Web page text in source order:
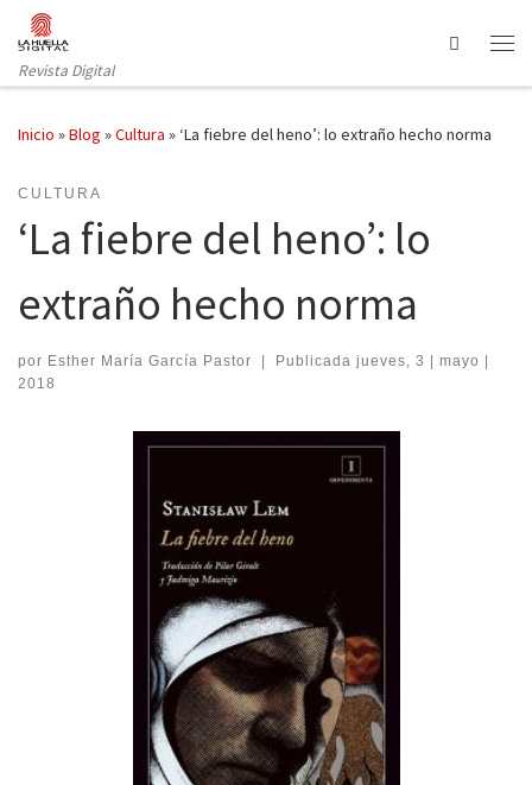
Saltar al contenido
Revista Digital
Search
Inicio »Blog »Cultura » ‘La fiebre del heno’: lo extraño hecho norma
CULTURA
‘La fiebre del heno’: lo
extraño hecho norma
por Esther María García Pastor | Publicada jueves, 3 | mayo |
2018